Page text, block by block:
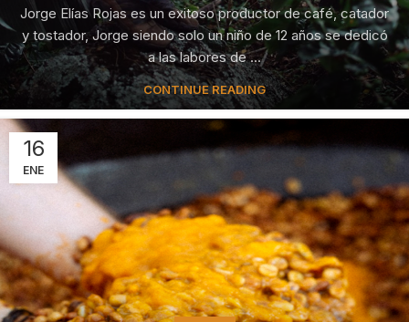
Jorge Elías Rojas es un exitoso productor de café, catador
y tostador, Jorge siendo solo un niño de 12 años se dedicó
a las labores de ...
CONTINUE READING
16
ENE